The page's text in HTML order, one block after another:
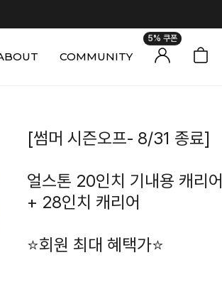
COMMUNITY
5% 쿠폰
[썸머 시즌오프- 8/31 종료]
얼스톤 20인치 기내용 캐리어
+ 28인치 캐리어
⭐회원 최대 혜택가⭐